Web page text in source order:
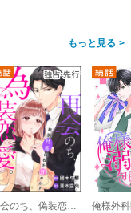
>
再会のち、偽装恋愛。～敏腕社長は私を甘やかす～